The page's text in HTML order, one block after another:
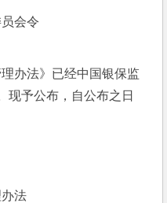
会令
现予公布，自公布之日
法